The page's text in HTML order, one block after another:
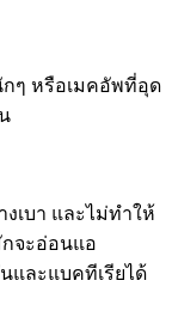
กๆ หรือเมคอัพที่อุด
เบา และไม่ทำให้
จะอ่อนแอ
และแบคทีเรียได้